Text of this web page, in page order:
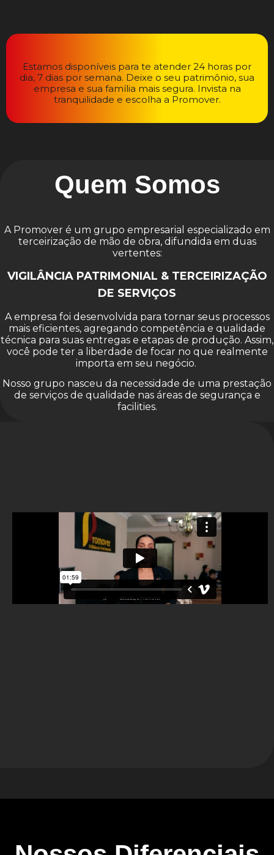
Estamos disponíveis para te atender 24 horas por
dia, 7 dias por semana. Deixe o seu patrimônio, sua
empresa e sua família mais segura. Invista na
tranquilidade e escolha a Promover.
Quem Somos
A Promover é um grupo empresarial especializado em
terceirização de mão de obra, difundida em duas
vertentes:
VIGILÂNCIA PATRIMONIAL & TERCEIRIZAÇÃO
DE SERVIÇOS
A empresa foi desenvolvida para tornar seus processos
mais eficientes, agregando competência e qualidade
técnica para suas entregas e etapas de produção. Assim,
você pode ter a liberdade de focar no que realmente
importa em seu negócio.
Nosso grupo nasceu da necessidade de uma prestação
de serviços de qualidade nas áreas de segurança e
facilities.